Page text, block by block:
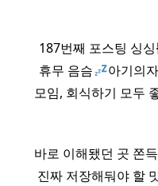
​ 187번째 포스팅 싱싱
휴무 음슴
아기의
모임, 회식하기 모두
바로 이해됐던 곳 쫀
진짜 저장해둬야 할